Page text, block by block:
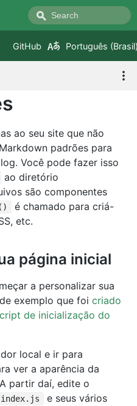
GitHub Português
ao seu site que não
padrões para
Você pode fazer isso
ao diretório
são componentes
é chamado para criá-
etc.
página inicial
a personalizar sua
exemplo que foi criado
de inicialização do
local e ir para
ver a aparência da
partir daí, edite o
index.js
e seus vários